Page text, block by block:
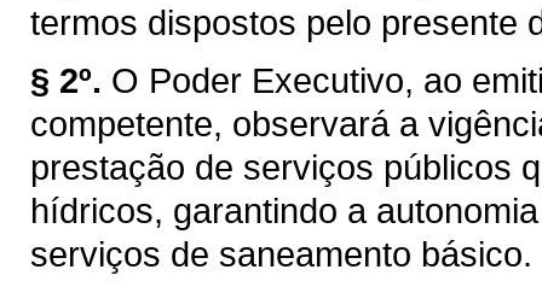
termos dispostos pelo presente
§ 2º. O Poder Executivo, ao
competente, observará a
prestação de serviços públicos
hídricos, garantindo a
serviços de saneamento básico.